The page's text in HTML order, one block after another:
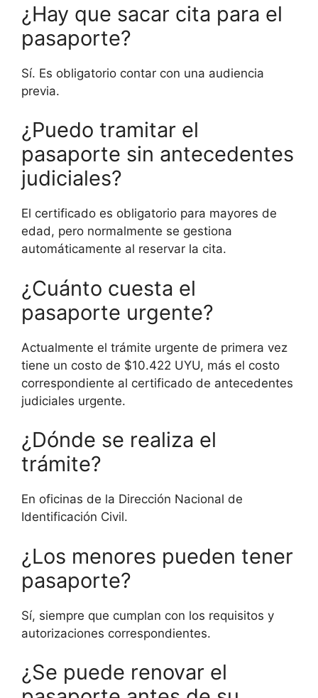
¿Hay que sacar cita para el
pasaporte?
Sí. Es obligatorio contar con una audiencia
previa.
¿Puedo tramitar el
pasaporte sin antecedentes
judiciales?
El certificado es obligatorio para mayores de
edad, pero normalmente se gestiona
automáticamente al reservar la cita.
¿Cuánto cuesta el
pasaporte urgente?
Actualmente el trámite urgente de primera vez
tiene un costo de $10.422 UYU, más el costo
correspondiente al certificado de antecedentes
judiciales urgente.
¿Dónde se realiza el
trámite?
En oficinas de la Dirección Nacional de
Identificación Civil.
¿Los menores pueden tener
pasaporte?
Sí, siempre que cumplan con los requisitos y
autorizaciones correspondientes.
¿Se puede renovar el